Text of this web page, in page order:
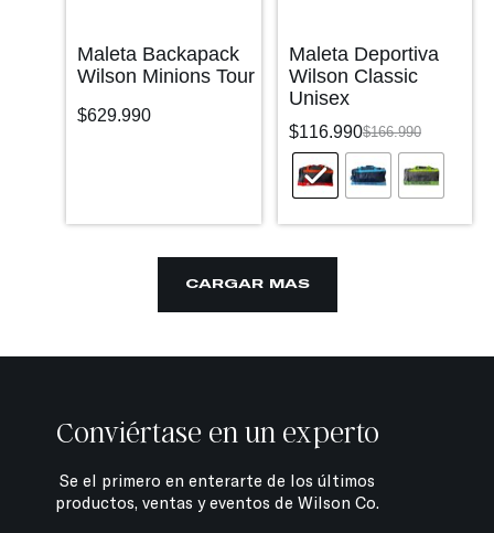
Maleta Backapack
Wilson Minions Tour
$629.990
Maleta Deportiva
Wilson Classic
Unisex
$166.990
$116.990
CARGAR MÁS
Conviértase en un experto
Se el primero en enterarte de los últimos
productos, ventas y eventos de Wilson Co.